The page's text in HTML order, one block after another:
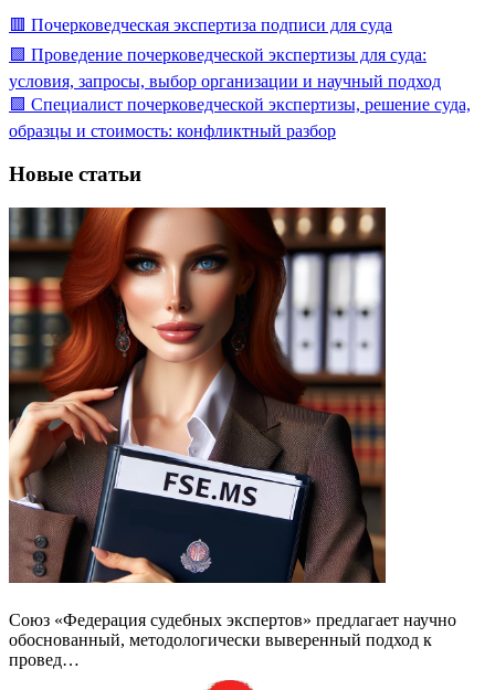
🟥 Почерковедческая экспертиза подписи для суда
🟩 Проведение почерковедческой экспертизы для суда:
условия, запросы, выбор организации и научный подход
🟩 Специалист почерковедческой экспертизы, решение суда,
образцы и стоимость: конфликтный разбор
Новые статьи
Союз «Федерация судебных экспертов» предлагает научно
обоснованный, методологически выверенный подход к
провед…